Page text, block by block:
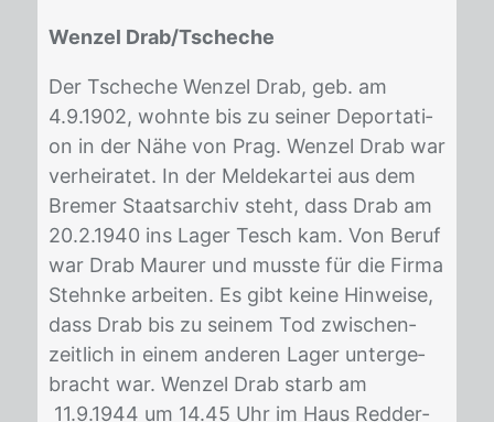
Wenzel Drab/Tscheche
Der Tsche­che Wen­zel Drab, geb. am
4.9.1902, wohn­te bis zu sei­ner De­por­ta­ti­
on in der Nähe von Prag. Wen­zel Drab war
ver­hei­ra­tet. In der Mel­de­kar­tei aus dem
Bre­mer Staats­ar­chiv steht, dass Drab am
20.2.1940 ins La­ger Tesch kam. Von Be­ruf
war Drab Mau­rer und muss­te für die Fir­ma
Stehn­ke ar­bei­ten. Es gibt kei­ne Hin­wei­se,
dass Drab bis zu sei­nem Tod zwi­schen­
zeit­lich in ei­nem an­de­ren La­ger un­ter­ge­
bracht war. Wen­zel Drab starb am
11.9.1944 um 14.45 Uhr im Haus Red­der­